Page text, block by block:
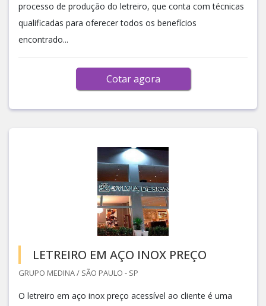
processo de produção do letreiro, que conta com técnicas
qualificadas para oferecer todos os benefícios
encontrado...
Cotar agora
LETREIRO EM AÇO INOX PREÇO
GRUPO MEDINA / SÃO PAULO - SP
O letreiro em aço inox preço acessível ao cliente é uma